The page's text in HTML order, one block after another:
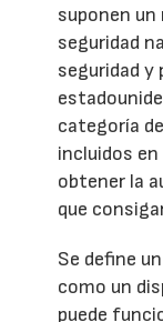
suponen un
seguridad
seguridad y
categoría
incluidos
obtener la
que
Se define
como un
puede